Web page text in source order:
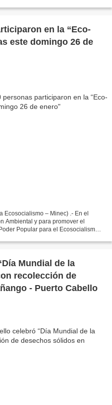
en la “Eco-
este domingo 26 de
Ecosocialismo – Minec) .- En el
Ambiental y para promover el
Popular para el Ecosocialismo
Mundial de la
recolección de
- Puerto Cabello